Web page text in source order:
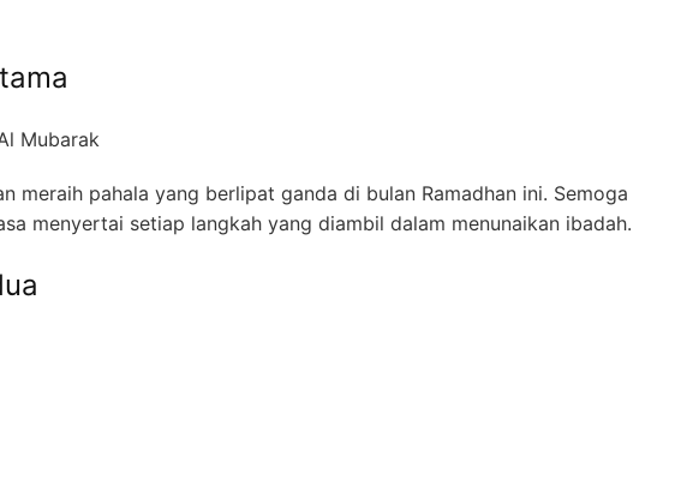
meraih pahala yang berlipat ganda di bulan Ramadhan ini. Semoga
menyertai setiap langkah yang diambil dalam menunaikan ibadah.